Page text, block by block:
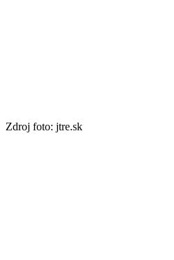
Zdroj foto: jtre.sk